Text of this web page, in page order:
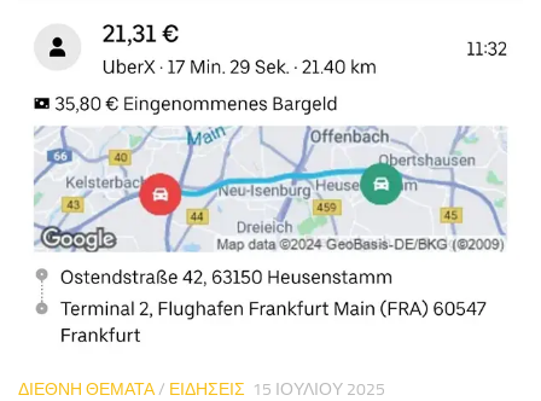
ΔΙΕΘΝΗ ΘΕΜΑΤΑ/ ΕΙΔΗΣΕΙΣ 15 ΙΟΥΛΊΟΥ 2025